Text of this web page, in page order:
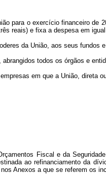
para o exercício financeiro de
reais) e fixa a despesa em
da União, aos seus
abrangidos todos os órgãos e
em que a União, direta
Fiscal e da
ao refinanciamento da
Anexos a que se referem os